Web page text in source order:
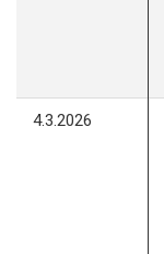
4.3.2026